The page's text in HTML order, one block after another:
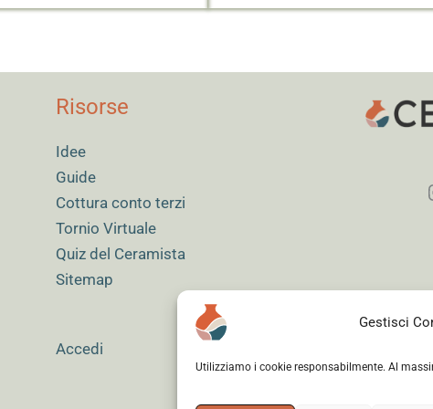
Gestisci
Utilizziamo i cookie responsabilmente. Al
Risorse
Idee
Guide
Cottura conto terzi
Tornio Virtuale
Quiz del Ceramista
Sitemap
Accedi